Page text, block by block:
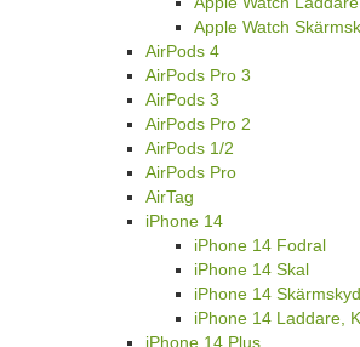
Apple Watch
Apple Watch
Apple Watch Skal
Apple Watch Laddare
Apple Watch
AirPods 4
AirPods Pro 3
AirPods 3
AirPods Pro 2
AirPods 1/2
AirPods Pro
AirTag
iPhone 14
iPhone 14 Fodral